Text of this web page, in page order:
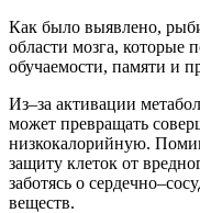
Как было выявлено,
области мозга, которые
обучаемости, памяти и
Из–за активации
может превращать
низкокалорийную.
защиту клеток от
заботясь о сердечно–
веществ.